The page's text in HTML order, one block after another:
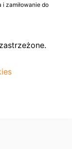
i zamiłowanie do